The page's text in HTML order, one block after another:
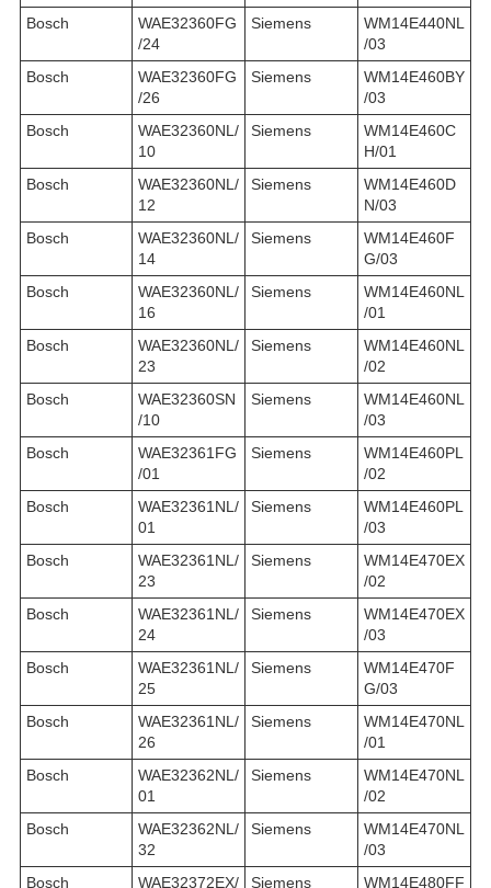
Bosch
WAE32360FG
/24
Siemens
WM14E440NL
/03
Bosch
WAE32360FG
/26
Siemens
WM14E460BY
/03
Bosch
WAE32360NL/
10
Siemens
WM14E460C
H/01
Bosch
WAE32360NL/
12
Siemens
WM14E460D
N/03
Bosch
WAE32360NL/
14
Siemens
WM14E460F
G/03
Bosch
WAE32360NL/
16
Siemens
WM14E460NL
/01
Bosch
WAE32360NL/
23
Siemens
WM14E460NL
/02
Bosch
WAE32360SN
/10
Siemens
WM14E460NL
/03
Bosch
WAE32361FG
/01
Siemens
WM14E460PL
/02
Bosch
WAE32361NL/
01
Siemens
WM14E460PL
/03
Bosch
WAE32361NL/
23
Siemens
WM14E470EX
/02
Bosch
WAE32361NL/
24
Siemens
WM14E470EX
/03
Bosch
WAE32361NL/
25
Siemens
WM14E470F
G/03
Bosch
WAE32361NL/
26
Siemens
WM14E470NL
/01
Bosch
WAE32362NL/
01
Siemens
WM14E470NL
/02
Bosch
WAE32362NL/
32
Siemens
WM14E470NL
/03
Bosch
WAE32372EX/ Siemens WM14E480FF